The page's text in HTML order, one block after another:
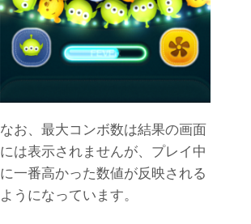
なお、最大コンボ数は結果の画面
には表示されませんが、プレイ中
に一番高かった数値が反映される
ようになっています。